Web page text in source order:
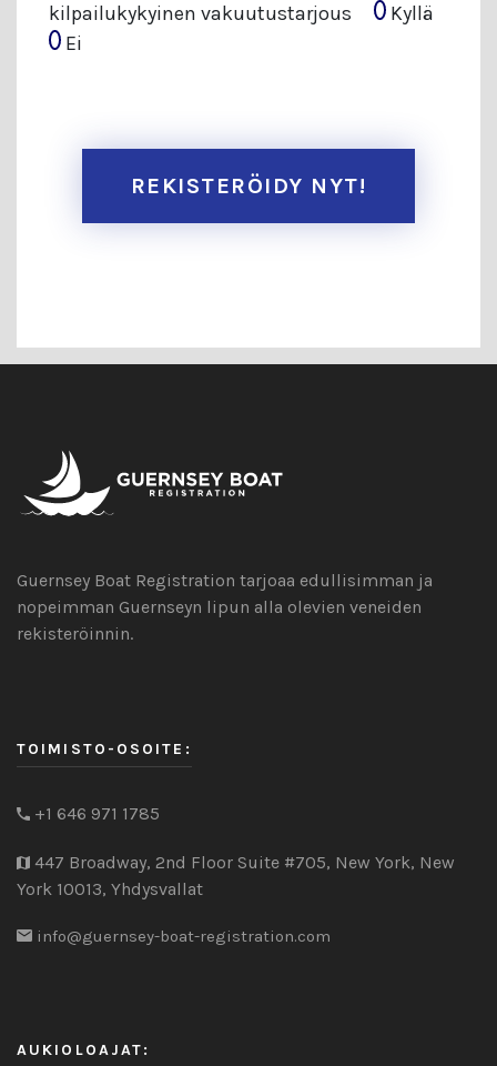
kilpailukykyinen vakuutustarjous
Kyllä
Ei
REKISTERÖIDY NYT!
Guernsey Boat Registration tarjoaa edullisimman ja
nopeimman Guernseyn lipun alla olevien veneiden
rekisteröinnin.
TOIMISTO-OSOITE:
+1 646 971 1785
447 Broadway, 2nd Floor Suite #705, New York, New
York 10013, Yhdysvallat
info@guernsey-boat-registration.com
AUKIOLOAJAT: